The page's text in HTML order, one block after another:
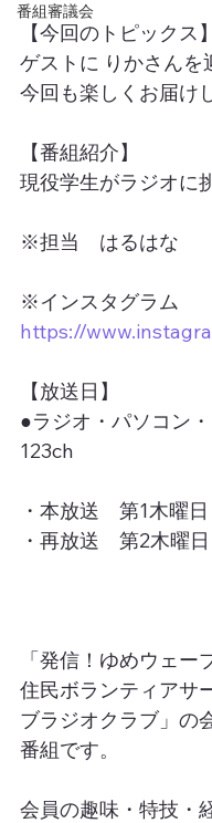
番組審議会
【今回のトピックス】
ゲストに りかさんを
今回も楽しくお届け
【番組紹介】
現役学生がラジオに
※担当　はるはな
※インスタグラム
https://
【放送日】
●ラジオ・パソコン
123ch
・本放送　第1木曜
・再放送　第2木曜
「発信！ゆめウェ
住民ボランティアサ
ブラジオクラブ」の
番組です。
会員の趣味・特技・